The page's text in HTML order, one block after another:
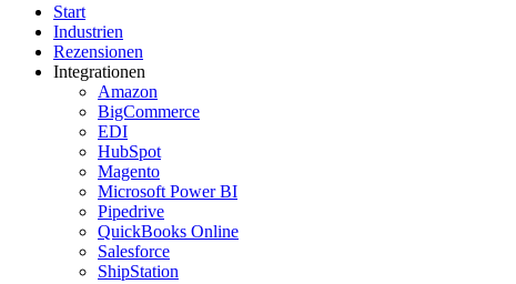
Start
Industrien
Rezensionen
Integrationen
Amazon
BigCommerce
EDI
HubSpot
Magento
Microsoft Power BI
Pipedrive
QuickBooks Online
Salesforce
ShipStation